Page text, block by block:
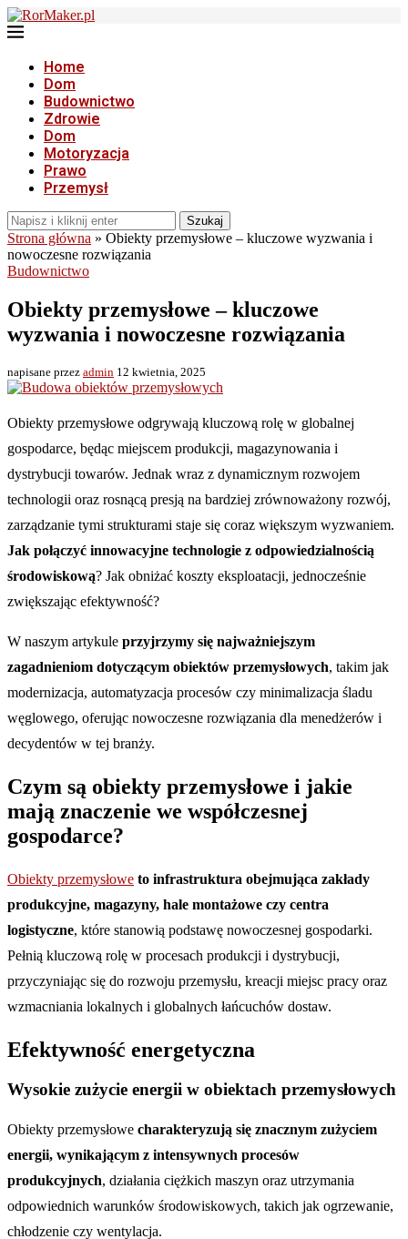
Home
Dom
Budownictwo
Zdrowie
Dom
Motoryzacja
Prawo
Przemysł
Szukaj
Strona główna » Obiekty przemysłowe – kluczowe wyzwania i
nowoczesne rozwiązania
Budownictwo
Obiekty przemysłowe – kluczowe
wyzwania i nowoczesne rozwiązania
napisane przez admin 12 kwietnia, 2025
Obiekty przemysłowe odgrywają kluczową rolę w globalnej
gospodarce, będąc miejscem produkcji, magazynowania i
dystrybucji towarów. Jednak wraz z dynamicznym rozwojem
technologii oraz rosnącą presją na bardziej zrównoważony rozwój,
zarządzanie tymi strukturami staje się coraz większym wyzwaniem.
Jak połączyć innowacyjne technologie z odpowiedzialnością
środowiskową? Jak obniżać koszty eksploatacji, jednocześnie
zwiększając efektywność?
W naszym artykule przyjrzymy się najważniejszym
zagadnieniom dotyczącym obiektów przemysłowych, takim jak
modernizacja, automatyzacja procesów czy minimalizacja śladu
węglowego, oferując nowoczesne rozwiązania dla menedżerów i
decydentów w tej branży.
Czym są obiekty przemysłowe i jakie
mają znaczenie we współczesnej
gospodarce?
Obiekty przemysłowe to infrastruktura obejmująca zakłady
produkcyjne, magazyny, hale montażowe czy centra
logistyczne, które stanowią podstawę nowoczesnej gospodarki.
Pełnią kluczową rolę w procesach produkcji i dystrybucji,
przyczyniając się do rozwoju przemysłu, kreacji miejsc pracy oraz
wzmacniania lokalnych i globalnych łańcuchów dostaw.
Efektywność energetyczna
Wysokie zużycie energii w obiektach przemysłowych
Obiekty przemysłowe charakteryzują się znacznym zużyciem
energii, wynikającym z intensywnych procesów
produkcyjnych, działania ciężkich maszyn oraz utrzymania
odpowiednich warunków środowiskowych, takich jak ogrzewanie,
chłodzenie czy wentylacja.